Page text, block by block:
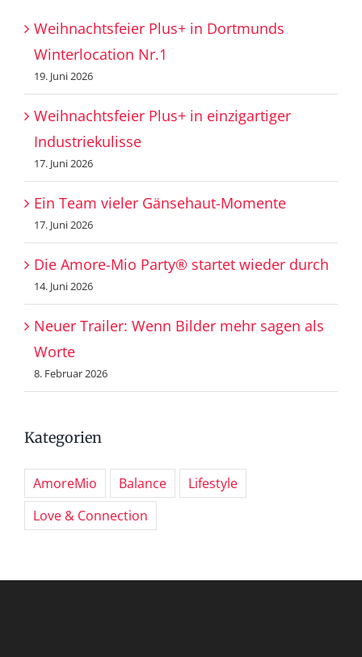
Weihnachtsfeier Plus+ in Dortmunds
Winterlocation Nr.1
19. Juni 2026
Weihnachtsfeier Plus+ in einzigartiger
Industriekulisse
17. Juni 2026
Ein Team vieler Gänsehaut-Momente
17. Juni 2026
Die Amore-Mio Party® startet wieder durch
14. Juni 2026
Neuer Trailer: Wenn Bilder mehr sagen als
Worte
8. Februar 2026
Kategorien
AmoreMio Balance
Lifestyle
Love & Connection